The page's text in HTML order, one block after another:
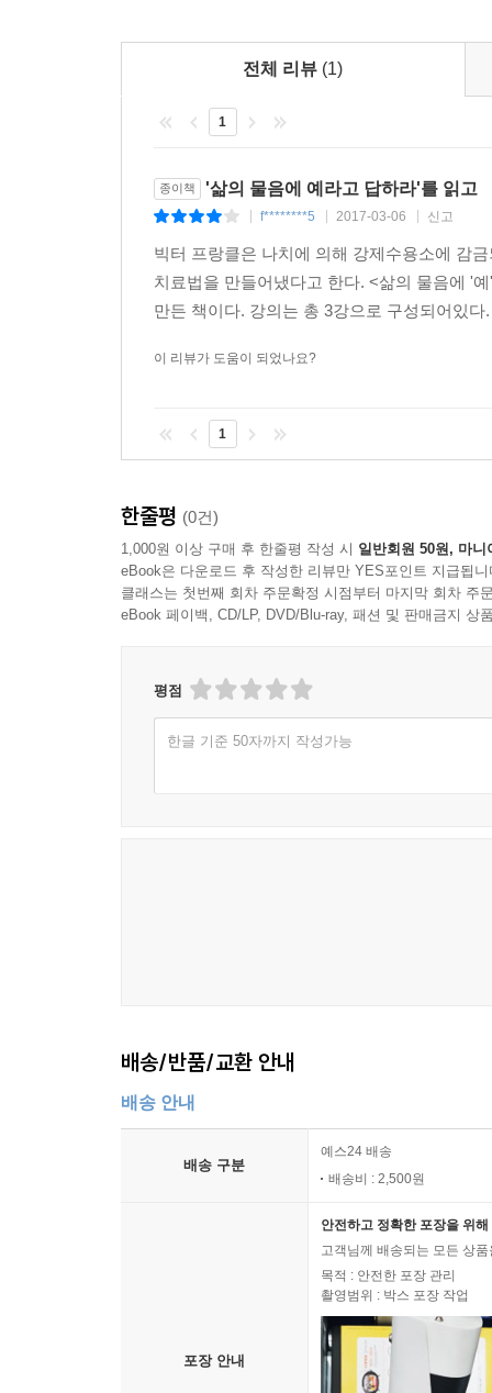
전체 리뷰 (1)
1
종이책 '삶의 물음에 예라고 답하라'를 읽고
f********5 2017-03-06 신고
빅터 프랑클은 나치에 의해 강제수용소에 감
치료법을 만들어냈다고 한다. <삶의 물음에 '
만든 책이다. 강의는 총 3강으로 구성되어있
이 리뷰가 도움이 되었나요?
1
한줄평 (0건)
1,000원 이상 구매 후 한줄평 작성 시 일반회원 50원, 마니
eBook은 다운로드 후 작성한 리뷰만 YES포인트 지급됩니
클래스는 첫번째 회차 주문확정 시점부터 마지막 회차 주
eBook 페이백, CD/LP, DVD/Blu-ray, 패션 및 판매금지 상
평점
한글 기준 50자까지 작성가능
배송/반품/교환 안내
배송 안내
배송 구분
예스24 배송
배송비 : 2,500원
포장 안내
안전하고 정확한 포장을 위
고객님께 배송되는 모든 상
목적 : 안전한 포장 관리
촬영범위 : 박스 포장 작업